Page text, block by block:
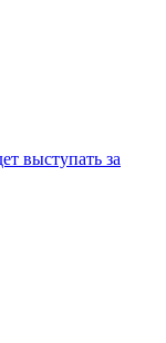
выступать за